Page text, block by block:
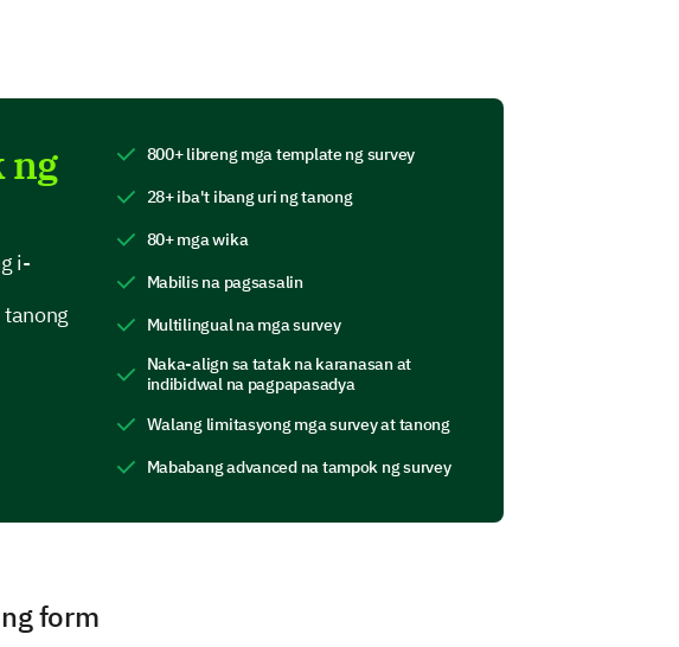
after the session!
your preferences for receiving the photos after the
ng
i-
800+ libreng mga template ng survey
28+ iba't ibang uri ng tanong
80+ mga wika
Mabilis na pagsasalin
Multilingual na mga survey
Naka-align sa tatak na karanasan at
indibidwal na pagpapasadya
Walang limitasyong mga survey at tanong
Mababang advanced na tampok ng survey
form